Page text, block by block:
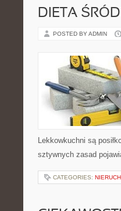
DIETA
POSTED BY ADMIN
Lekkowkuchni są
sztywnych zasad
CATEGORIES: